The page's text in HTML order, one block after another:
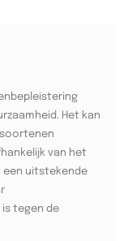
Het kan
van het
een uitstekende
tegen de